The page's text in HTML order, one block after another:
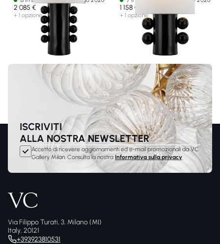
2 085 €
+ 1 opzione
1 158 €
+ 1 opzione
ISCRIVITI
ALLA NOSTRA NEWSLETTER
Accetto di ricevere aggiornamenti ed e-mail promozionali da VC
Gallery Milan. Consulta la nostra Informativa sulla privacy
Via Filippo Turati, 3, Milano (MI)
Italy, 20121
+393923810531